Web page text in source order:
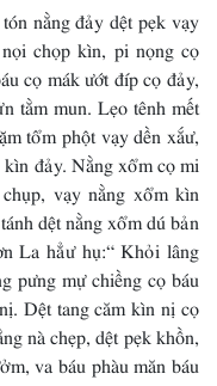
nằng đảy dệt pẹk vạy
chọp kìn, pi nọng cọ
cọ mák ướt đíp cọ đảy,
tằm mun. Lẹo tênh mết
tổm phột vạy dền xắư,
đảy. Nằng xổm cọ mi
vạy nằng xổm kìn
dệt nằng xổm dú bản
La hẳư hụ:“ Khỏi lâng
pưng mự chiềng cọ báu
Dệt tang căm kìn nị cọ
nà chẹp, dệt pẹk khồn,
va báu phàu măn báu